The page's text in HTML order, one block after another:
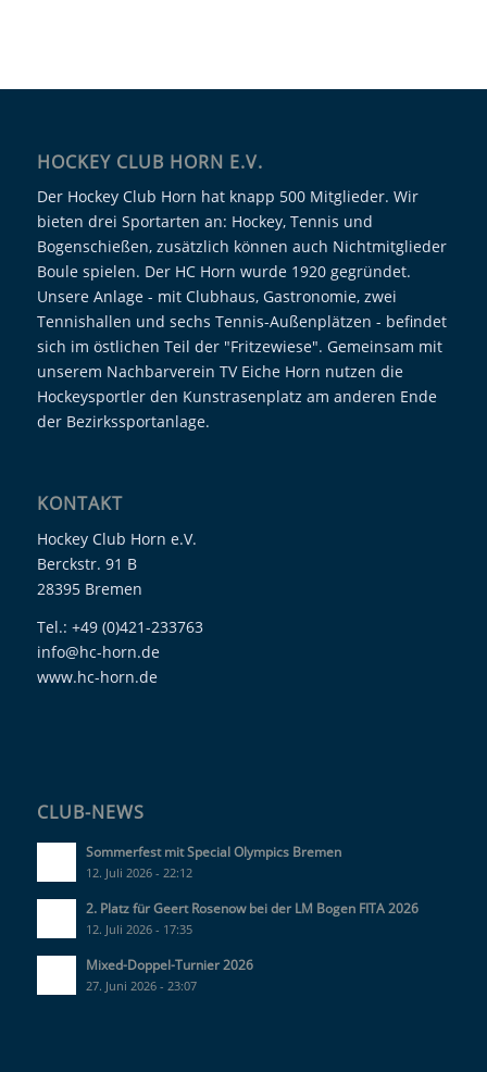
HOCKEY CLUB HORN E.V.
Der Hockey Club Horn hat knapp 500 Mitglieder. Wir
bieten drei Sportarten an: Hockey, Tennis und
Bogenschießen, zusätzlich können auch Nichtmitglieder
Boule spielen. Der HC Horn wurde 1920 gegründet.
Unsere Anlage - mit Clubhaus, Gastronomie, zwei
Tennishallen und sechs Tennis-Außenplätzen - befindet
sich im östlichen Teil der "Fritzewiese". Gemeinsam mit
unserem Nachbarverein TV Eiche Horn nutzen die
Hockeysportler den Kunstrasenplatz am anderen Ende
der Bezirkssportanlage.
KONTAKT
Hockey Club Horn e.V.
Berckstr. 91 B
28395 Bremen
Tel.: +49 (0)421-233763
info@hc-horn.de
www.hc-horn.de
CLUB-NEWS
Sommerfest mit Special Olympics Bremen
12. Juli 2026 - 22:12
2. Platz für Geert Rosenow bei der LM Bogen FITA 2026
12. Juli 2026 - 17:35
Mixed-Doppel-Turnier 2026
27. Juni 2026 - 23:07